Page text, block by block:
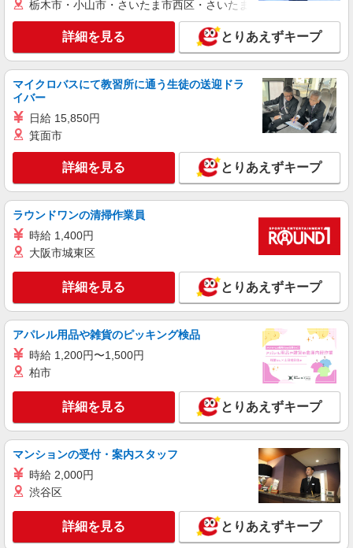
栃木市・小山市・さいたま市西区・さいたま市岩槻区・久喜市・
詳細を見る とりあえずキープ
マイクロバスにて教習所に通う生徒の送迎ドラ
イバー
日給 15,850円
箕面市
詳細を見る とりあえずキープ
ラウンドワンの清掃作業員
時給 1,400円
大阪市城東区
詳細を見る とりあえずキープ
アパレル用品や雑貨のピッキング検品
時給 1,200円〜1,500円
柏市
詳細を見る とりあえずキープ
マンションの受付・案内スタッフ
時給 2,000円
渋谷区
詳細を見る とりあえずキープ